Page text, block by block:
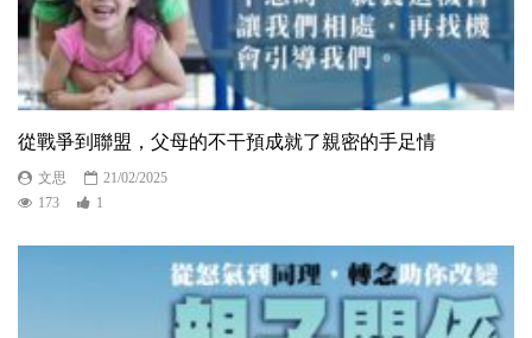
從戰爭到聯盟，父母的不干預成就了親密的手足情
文思
21/02/2025
173
1